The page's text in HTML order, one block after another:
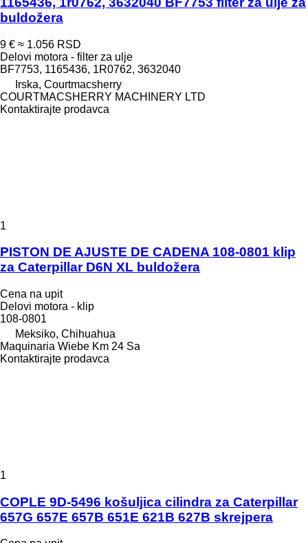
buldožera
9 € ≈ 1.056 RSD
Delovi motora - filter za ulje
BF7753, 1165436, 1R0762, 3632040
Irska, Courtmacsherry
COURTMACSHERRY MACHINERY LTD
Kontaktirajte prodavca
1
PISTON DE AJUSTE DE CADENA 108-0801 klip
za Caterpillar D6N XL buldožera
Cena na upit
Delovi motora - klip
108-0801
Meksiko, Chihuahua
Maquinaria Wiebe Km 24 Sa
Kontaktirajte prodavca
1
COPLE 9D-5496 košuljica cilindra za Caterpillar
657G 657E 657B 651E 621B 627B skrejpera